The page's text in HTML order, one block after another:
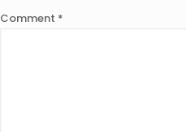
Comment *